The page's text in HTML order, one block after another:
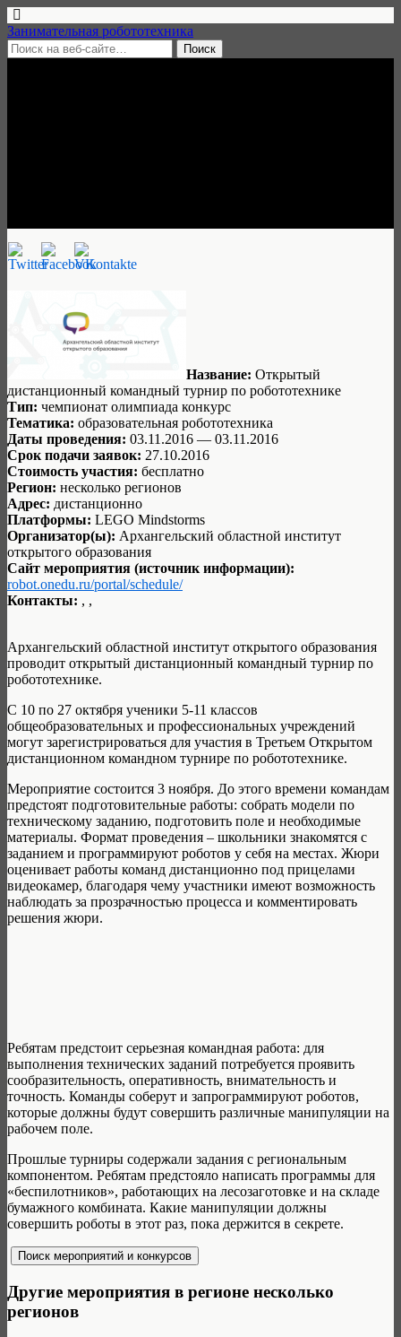
Занимательная робототехника
Название: Открытый
дистанционный командный турнир по робототехнике
Тип: чемпионат олимпиада конкурс
Тематика: образовательная робототехника
Даты проведения: 03.11.2016 — 03.11.2016
Срок подачи заявок: 27.10.2016
Стоимость участия: бесплатно
Регион: несколько регионов
Адрес: дистанционно
Платформы: LEGO Mindstorms
Организатор(ы): Архангельский областной институт
открытого образования
Сайт мероприятия (источник информации):
robot.onedu.ru/portal/schedule/
Контакты: , ,
Архангельский областной институт открытого образования
проводит открытый дистанционный командный турнир по
робототехнике.
С 10 по 27 октября ученики 5-11 классов
общеобразовательных и профессиональных учреждений
могут зарегистрироваться для участия в Третьем Открытом
дистанционном командном турнире по робототехнике.
Мероприятие состоится 3 ноября. До этого времени командам
предстоят подготовительные работы: собрать модели по
техническому заданию, подготовить поле и необходимые
материалы. Формат проведения – школьники знакомятся с
заданием и программируют роботов у себя на местах. Жюри
оценивает работы команд дистанционно под прицелами
видеокамер, благодаря чему участники имеют возможность
наблюдать за прозрачностью процесса и комментировать
решения жюри.
Ребятам предстоит серьезная командная работа: для
выполнения технических заданий потребуется проявить
сообразительность, оперативность, внимательность и
точность. Команды соберут и запрограммируют роботов,
которые должны будут совершить различные манипуляции на
рабочем поле.
Прошлые турниры содержали задания с региональным
компонентом. Ребятам предстояло написать программы для
«беспилотников», работающих на лесозаготовке и на складе
бумажного комбината. Какие манипуляции должны
совершить роботы в этот раз, пока держится в секрете.
Другие мероприятия в регионе несколько
регионов